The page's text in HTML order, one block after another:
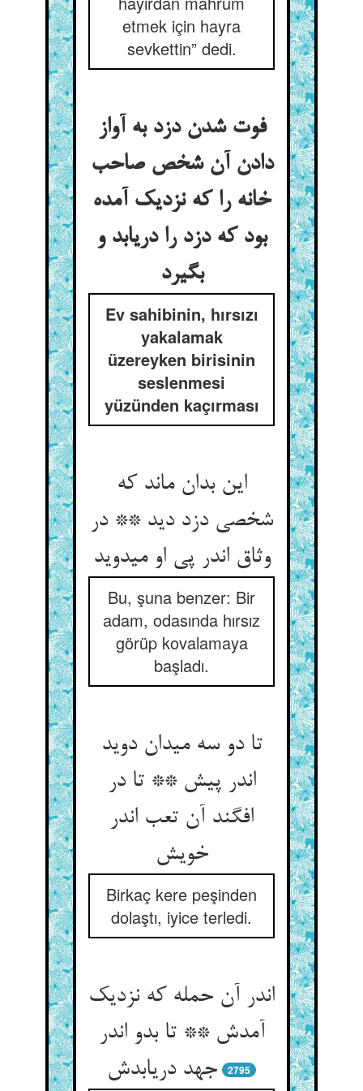
etmek için hayra
sevkettin” dedi.
فوت شدن دزد به آواز
دادن آن شخص صاحب
خانه را که نزدیک آمده
بود که دزد را دریابد و
بگیرد
Ev sahibinin, hırsızı
yakalamak
üzereyken birisinin
seslenmesi
yüzünden kaçırması
این بدان ماند که
شخصی دزد دید ** در
وثاق اندر پی او می‏دوید
Bu, şuna benzer: Bir
adam, odasında hırsız
görüp kovalamaya
başladı.
تا دو سه میدان دوید
اندر پیش ** تا در
افگند آن تعب اندر
خویش‏
Birkaç kere peşinden
dolaştı, iyice terledi.
اندر آن حمله که نزدیک
آمدش ** تا بدو اندر
جهد دریابدش‏
2795